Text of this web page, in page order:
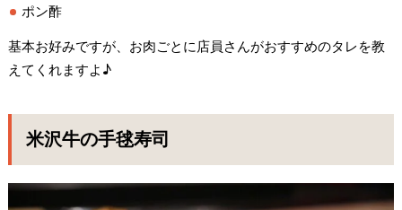
ポン酢
基本お好みですが、お肉ごとに店員さんがおすすめのタレを教
えてくれますよ♪
米沢牛の手毬寿司